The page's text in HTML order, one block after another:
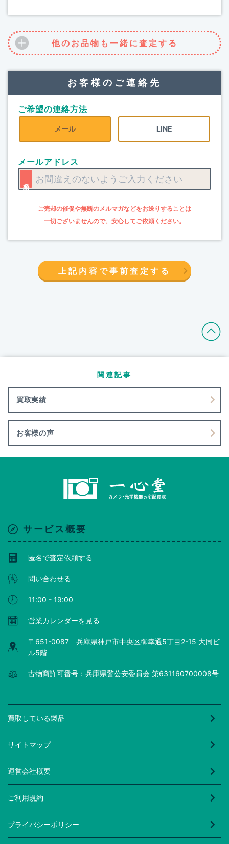
他のお品物も一緒に査定する
お客様のご連絡先
ご希望の連絡方法
メール LINE
メールアドレス
上記内容で事前査定する
買取実績
─ 関連記事 ─
お客様の声
サービス概要
匿名で査定依頼する
問い合わせる
11:00 - 19:00
営業カレンダーを見る
〒651-0087 兵庫県神戸市中央区御幸通5丁目2-15 大同ビ
ル5階
古物商許可番号：兵庫県警公安委員会 第631160700008号
買取している製品
サイトマップ
運営会社概要
ご利用規約
プライバシーポリシー